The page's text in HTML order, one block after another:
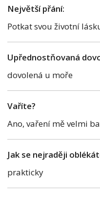
Největší přání:
Potkat svou životní
Upřednostňovaná
dovolená u moře
Vaříte?
Ano, vaření mě velmi
Jak se nejraději
prakticky